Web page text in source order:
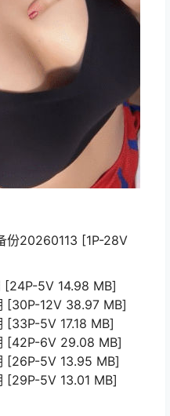
份20260113 [1P-28V
[24P-5V 14.98 MB]
[30P-12V 38.97 MB]
[33P-5V 17.18 MB]
[42P-6V 29.08 MB]
[26P-5V 13.95 MB]
[29P-5V 13.01 MB]